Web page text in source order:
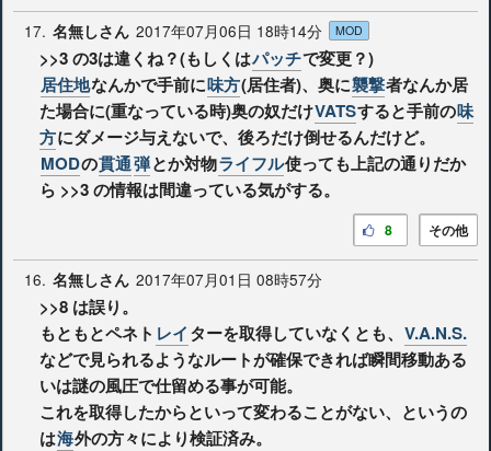
17. 名無しさん 2017年07月06日 18時14分 MOD
>>3の3は違くね？(もしくはパッチで変更？)
居住地なんかで手前に味方(居住者)、奥に襲撃者なんか居
た場合に(重なっている時)奥の奴だけVATSすると手前の味
方にダメージ与えないで、後ろだけ倒せるんだけど。
MODの貫通弾とか対物ライフル使っても上記の通りだか
ら >>3の情報は間違っている気がする。
その他
8
16. 名無しさん 2017年07月01日 08時57分
>>8 は誤り。
もともとペネト レイターを取得していなくとも、 V.A.N.S.
などで見られるようなルートが確保できれば瞬間移動ある
いは謎の風圧で仕留める事が可能。
これを取得したからといって変わることがない、というの
は海外の方々により検証済み。